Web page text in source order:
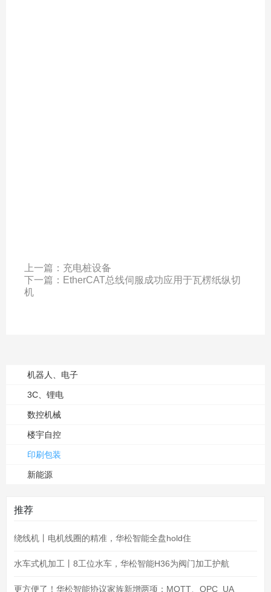
上一篇： 充电桩设备
下一篇： EtherCAT总线伺服成功应用于瓦楞纸纵切
机
机器人、电子
3C、锂电
数控机械
楼宇自控
印刷包装
新能源
推荐
绕线机丨电机线圈的精准，华松智能全盘hold住
水车式机加工丨8工位水车，华松智能H36为阀门加工护航
更方便了！华松智能协议家族新增两项：MQTT、OPC_UA